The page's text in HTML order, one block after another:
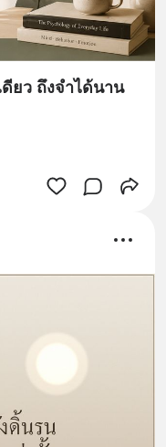
ยว ถึงจำได้นาน